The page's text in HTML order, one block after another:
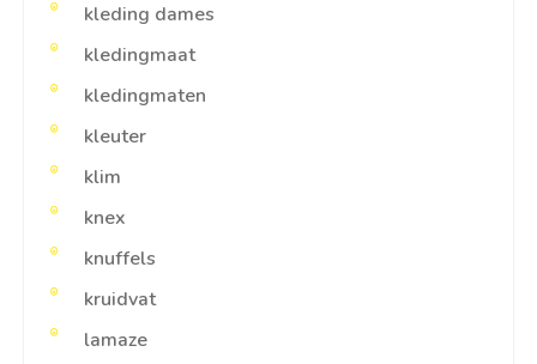
kleding dames
kledingmaat
kledingmaten
kleuter
klim
knex
knuffels
kruidvat
lamaze